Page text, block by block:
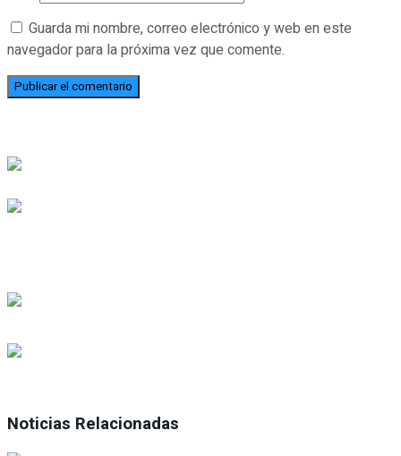
Guarda mi nombre, correo electrónico y web en este
navegador para la próxima vez que comente.
Noticias Relacionadas